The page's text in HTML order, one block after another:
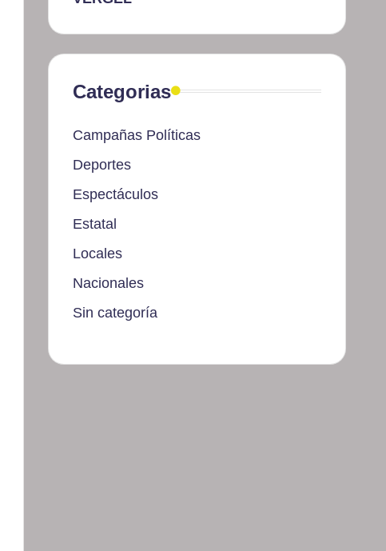
Categorias
Campañas Políticas
Deportes
Espectáculos
Estatal
Locales
Nacionales
Sin categoría